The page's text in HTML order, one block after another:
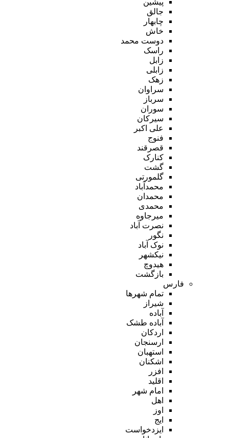
جالق
چابهار
خاش
دوست محمد
راسک
زابل
زابلی
زهک
سراوان
سرباز
سوران
سیرکان
علی اکبر
فنوج
قصرقند
کنارک
گشت
گلمورتی
محمدآباد
محمدان
محمدی
میرجاوه
نصرت آباد
نگور
نوک آباد
نیکشهر
هیدوچ
بازگشت
فارس
تمام شهر‌ها
شیراز
آباده
آباده طشک
اردکان
ارسنجان
استهبان
اشکنان
افزر
اقلید
امام شهر
اهل
اوز
ایج
ایزدخواست